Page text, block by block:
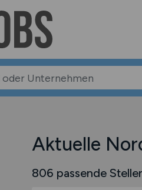
Aktuelle
806 passende